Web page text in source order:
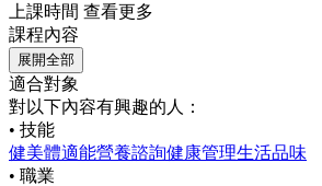
上課時間 查看更多
課程內容
展開全部
適合對象
對以下內容有興趣的人：
• 技能
健美體適能營養諮詢健康管理生活品味
• 職業